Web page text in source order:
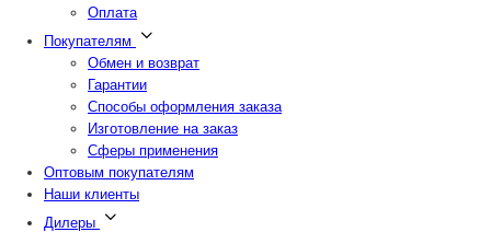
Оплата
Покупателям
Обмен и возврат
Гарантии
Способы оформления заказа
Изготовление на заказ
Сферы применения
Оптовым покупателям
Наши клиенты
Дилеры